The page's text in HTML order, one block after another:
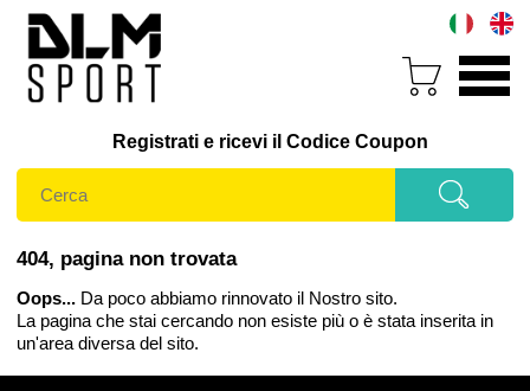
Registrati e ricevi il Codice Coupon
404, pagina non trovata
Oops... Da poco abbiamo rinnovato il Nostro sito.
La pagina che stai cercando non esiste più o è stata inserita in
un'area diversa del sito.